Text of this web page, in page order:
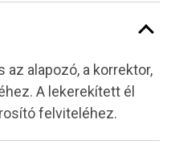
az alapozó, a korrektor,
A lekerekített él
felviteléhez.